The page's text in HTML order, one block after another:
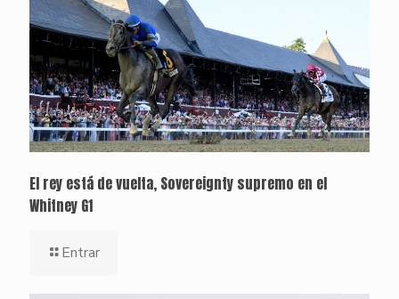
El rey está de vuelta, Sovereignty supremo en el
Whitney G1
Entrar